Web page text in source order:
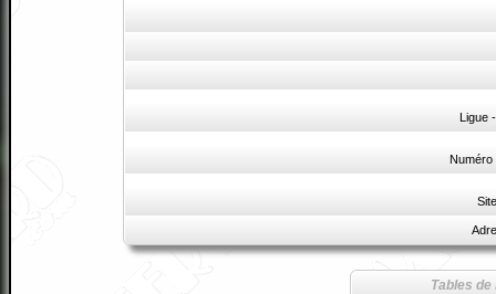
Ligue
Numéro
Tables